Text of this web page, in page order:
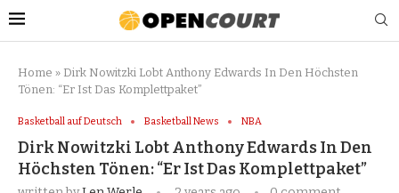
Home » Dirk Nowitzki Lobt Anthony Edwards In Den Höchsten
Tönen: “Er Ist Das Komplettpaket”
Basketball auf Deutsch Basketball News NBA
Dirk Nowitzki Lobt Anthony Edwards In Den
Höchsten Tönen: “Er Ist Das Komplettpaket”